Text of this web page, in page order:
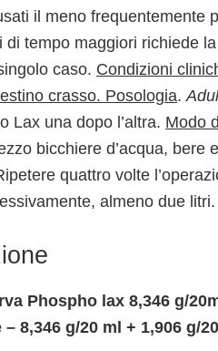
il meno frequentemente
di tempo maggiori richiede
caso. Condizioni
crasso. Posologia.
Lax una dopo l’altra. Modo
bicchiere d’acqua,
quattro volte
almeno due litri.
Phospho lax 8,346 g/
8,346 g/20 ml + 1,906 g/